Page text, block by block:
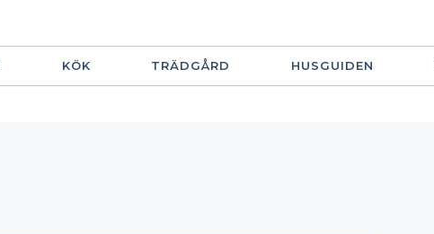
KÖK TRÄDGÅRD HUSGUIDEN